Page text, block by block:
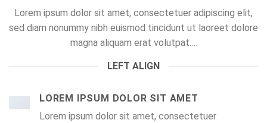
Lorem ipsum dolor sit amet, consectetuer adipiscing elit,
sed diam nonummy nibh euismod tincidunt ut laoreet dolore
magna aliquam erat volutpat….
LEFT ALIGN
LOREM IPSUM DOLOR SIT AMET
Lorem ipsum dolor sit amet, consectetuer